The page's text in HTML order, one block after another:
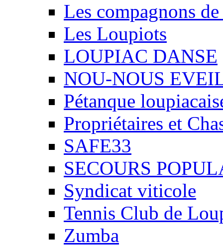
Les compagnons
Les Loupiots
LOUPIAC DANSE
NOU-NOUS
Pétanque
Propriétaires et
SAFE33
SECOURS
Syndicat viticole
Tennis Club de
Zumba